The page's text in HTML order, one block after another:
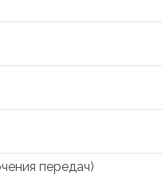
передач)